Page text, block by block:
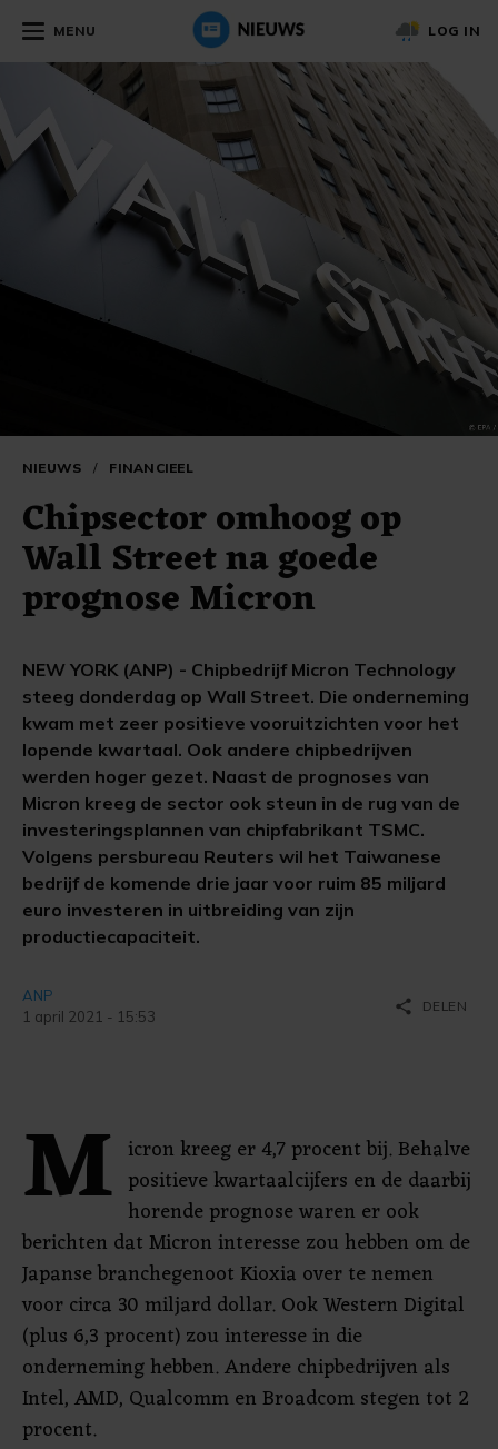
MENU LOG IN
NIEUWS / FINANCIEEL
Chipsector omhoog op
Wall Street na goede
prognose Micron
NEW YORK (ANP) - Chipbedrijf Micron Technology
steeg donderdag op Wall Street. Die onderneming
kwam met zeer positieve vooruitzichten voor het
lopende kwartaal. Ook andere chipbedrijven
werden hoger gezet. Naast de prognoses van
Micron kreeg de sector ook steun in de rug van de
investeringsplannen van chipfabrikant TSMC.
Volgens persbureau Reuters wil het Taiwanese
bedrijf de komende drie jaar voor ruim 85 miljard
euro investeren in uitbreiding van zijn
productiecapaciteit.
ANP
1 april 2021 - 15:53
share DELEN
M icron kreeg er 4,7 procent bij. Behalve
positieve kwartaalcijfers en de daarbij
horende prognose waren er ook
berichten dat Micron interesse zou hebben om de
Japanse branchegenoot Kioxia over te nemen
voor circa 30 miljard dollar. Ook Western Digital
(plus 6,3 procent) zou interesse in die
onderneming hebben. Andere chipbedrijven als
Intel, AMD, Qualcomm en Broadcom stegen tot 2
procent.